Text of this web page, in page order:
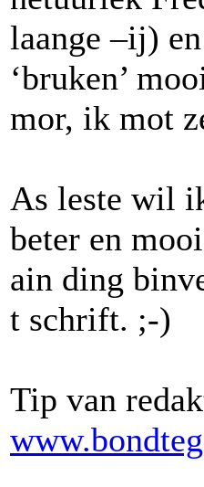
laange –ij)
‘bruken’
mor, ik mot
As leste wil
beter en
ain ding
t schrift. ;-)
Tip van